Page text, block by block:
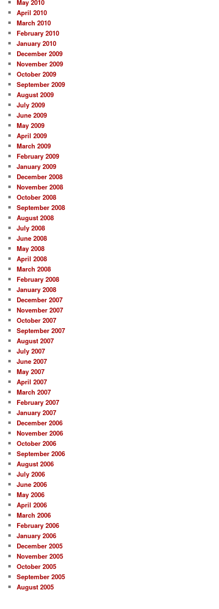
May 2010
April 2010
March 2010
February 2010
January 2010
December 2009
November 2009
October 2009
September 2009
August 2009
July 2009
June 2009
May 2009
April 2009
March 2009
February 2009
January 2009
December 2008
November 2008
October 2008
September 2008
August 2008
July 2008
June 2008
May 2008
April 2008
March 2008
February 2008
January 2008
December 2007
November 2007
October 2007
September 2007
August 2007
July 2007
June 2007
May 2007
April 2007
March 2007
February 2007
January 2007
December 2006
November 2006
October 2006
September 2006
August 2006
July 2006
June 2006
May 2006
April 2006
March 2006
February 2006
January 2006
December 2005
November 2005
October 2005
September 2005
August 2005